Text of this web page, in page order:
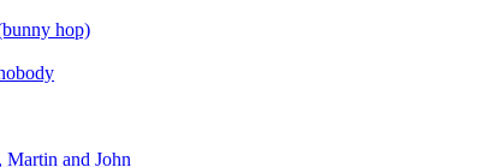
hop)
Martin and John